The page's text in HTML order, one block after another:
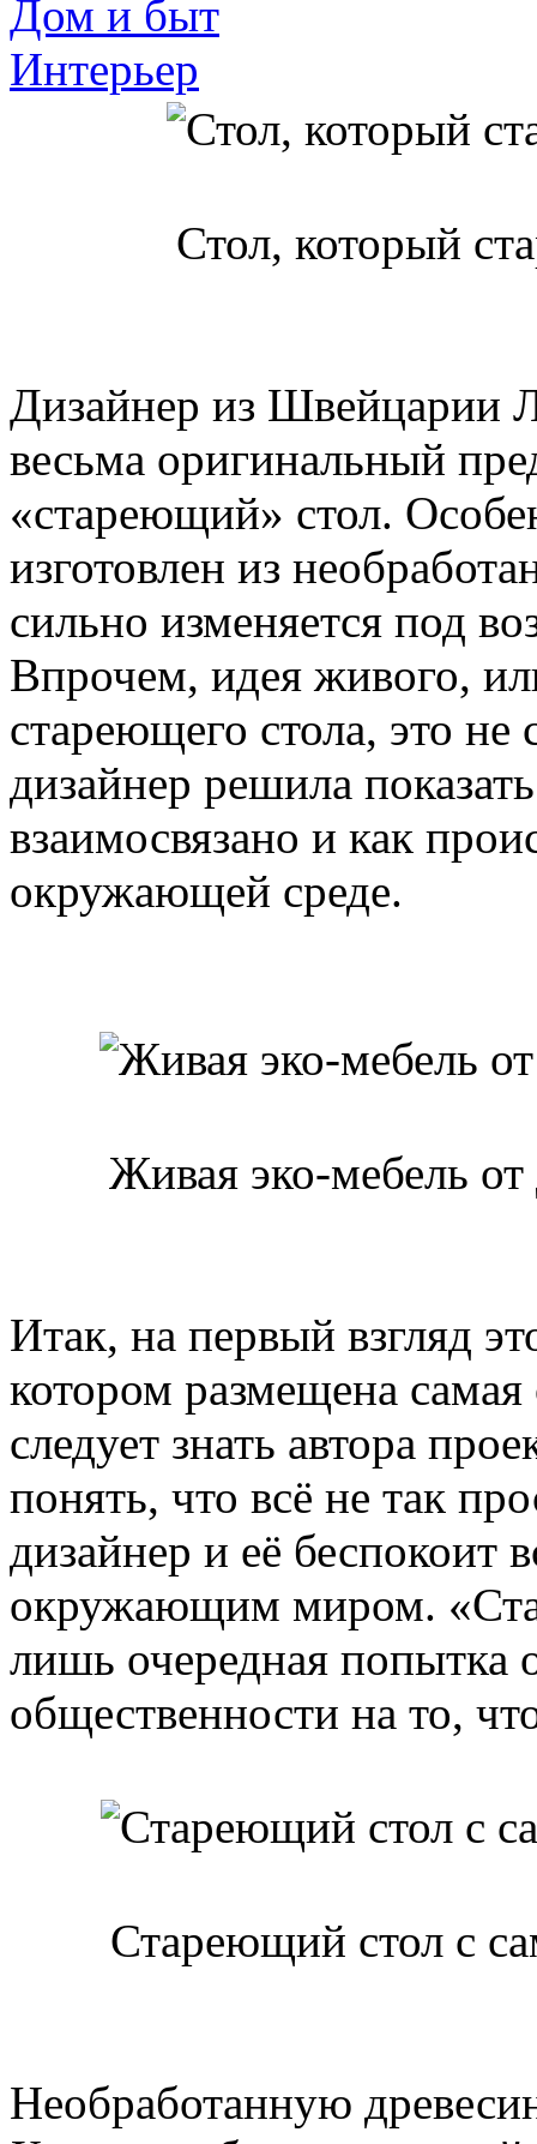
Дом и быт
Интерьер
Стол, который
Дизайнер из Швейцарии
весьма оригинальный
«стареющий» стол.
изготовлен из
сильно изменяется под
Впрочем, идея живого,
стареющего стола, это
дизайнер решила
взаимосвязано и как
окружающей среде.
Живая эко-мебель
Итак, на первый взгляд
котором размещена
следует знать автора
понять, что всё не так
дизайнер и её беспокоит
окружающим миром.
лишь очередная попытка
общественности на то,
Стареющий стол с
Необработанную